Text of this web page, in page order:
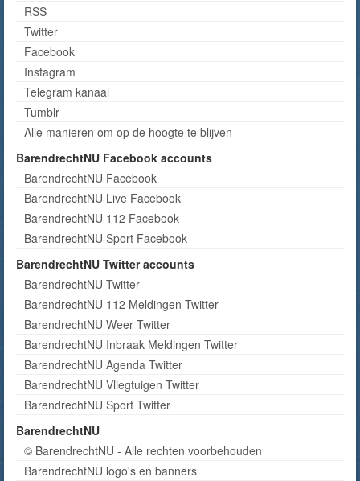
RSS
Twitter
Facebook
Instagram
Telegram kanaal
Tumblr
Alle manieren om op de hoogte te blijven
BarendrechtNU Facebook accounts
BarendrechtNU Facebook
BarendrechtNU Live Facebook
BarendrechtNU 112 Facebook
BarendrechtNU Sport Facebook
BarendrechtNU Twitter accounts
BarendrechtNU Twitter
BarendrechtNU 112 Meldingen Twitter
BarendrechtNU Weer Twitter
BarendrechtNU Inbraak Meldingen Twitter
BarendrechtNU Agenda Twitter
BarendrechtNU Vliegtuigen Twitter
BarendrechtNU Sport Twitter
BarendrechtNU
© BarendrechtNU - Alle rechten voorbehouden
BarendrechtNU logo's en banners